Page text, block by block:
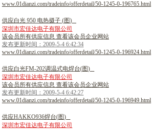
www.01dianzi.com/tradeinfo/offerdetail/50-1245-0-196765.html
供应白光 950 电热摄子 (图)
深圳市宏佳达电子有限公司
该会员所有供应信息 查看该会员企业网站
发布更新时间：2009-5-4 6:42:34
www.01dianzi.com/tradeinfo/offerdetail/50-1245-0-196924.html
供应白光FM-202调温式电焊台(图)
深圳市宏佳达电子有限公司
该会员所有供应信息 查看该会员企业网站
发布更新时间：2009-5-4 6:42:27
www.01dianzi.com/tradeinfo/offerdetail/50-1245-0-196949.html
供应HAKKO936焊台(图)
深圳市宏佳达电子有限公司